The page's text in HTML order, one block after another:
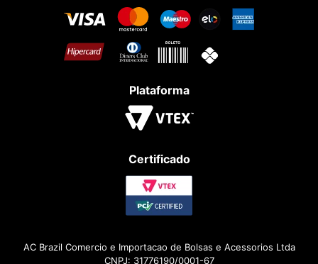
Plataforma
Certificado
AC Brazil Comercio e Importacao de Bolsas e Acessorios Ltda
CNPJ: 31776190/0001-67